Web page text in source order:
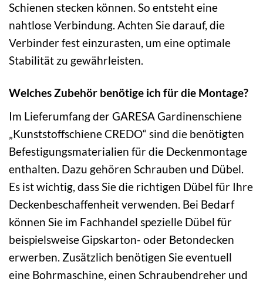
Schienen stecken können. So entsteht eine
nahtlose Verbindung. Achten Sie darauf, die
Verbinder fest einzurasten, um eine optimale
Stabilität zu gewährleisten.
Welches Zubehör benötige ich für die Montage?
Im Lieferumfang der GARESA Gardinenschiene
„Kunststoffschiene CREDO“ sind die benötigten
Befestigungsmaterialien für die Deckenmontage
enthalten. Dazu gehören Schrauben und Dübel.
Es ist wichtig, dass Sie die richtigen Dübel für Ihre
Deckenbeschaffenheit verwenden. Bei Bedarf
können Sie im Fachhandel spezielle Dübel für
beispielsweise Gipskarton- oder Betondecken
erwerben. Zusätzlich benötigen Sie eventuell
eine Bohrmaschine, einen Schraubendreher und